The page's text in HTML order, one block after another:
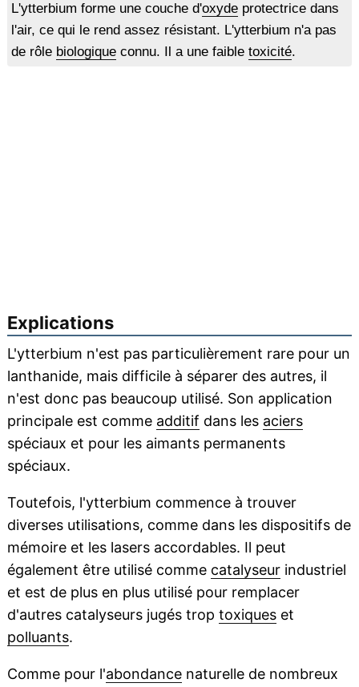
L'ytterbium forme une couche d'oxydeprotectrice dans
l'air, ce qui le rend assez résistant. L'ytterbium n'a pas
de rôle biologiqueconnu. Il a une faible toxicité.
Explications
L'ytterbium n'est pas particulièrement rare pour un
lanthanide, mais difficile à séparer des autres, il
n'est donc pas beaucoup utilisé. Son application
principale est comme additif dans les aciers
spéciaux et pour les aimants permanents
spéciaux.
Toutefois, l'ytterbium commence à trouver
diverses utilisations, comme dans les dispositifs de
mémoire et les lasers accordables. Il peut
également être utilisé comme catalyseurindustriel
et est de plus en plus utilisé pour remplacer
d'autres catalyseurs jugés trop toxiqueset
polluants.
Comme pour l'abondancenaturelle de nombreux